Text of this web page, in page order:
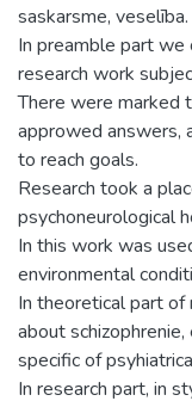
saskarsme, veselība.
In preamble part
research work
There were marked
approwed answers,
to reach goals.
Research took a
psychoneurological
In this work was
environmental
In theoretical part
about
specific of
In research part, in